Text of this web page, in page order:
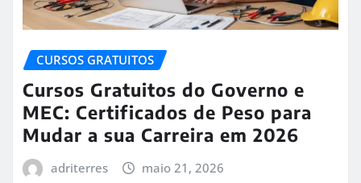
CURSOS GRATUITOS
Cursos Gratuitos do Governo e
MEC: Certificados de Peso para
Mudar a sua Carreira em 2026
adriterres maio 21, 2026